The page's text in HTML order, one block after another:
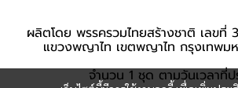
ผลิตโดย พรรครวมไทยสร้างชาติ เลขที่
แขวงพญาไท เขตพญาไท กรุงเทพม
จำนวน 1 ชุด ตามวันเวลาที่